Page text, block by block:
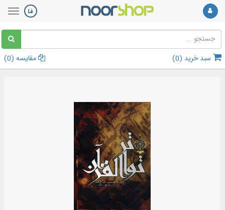
سبد خرید (0
) مقایسه (0
)